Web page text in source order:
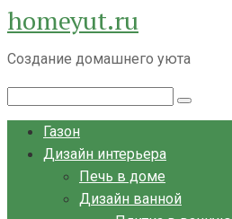
Перейти
к
контенту
homeyut.ru
Создание домашнего уюта
Газон
Дизайн интерьера
Печь в доме
Дизайн ванной